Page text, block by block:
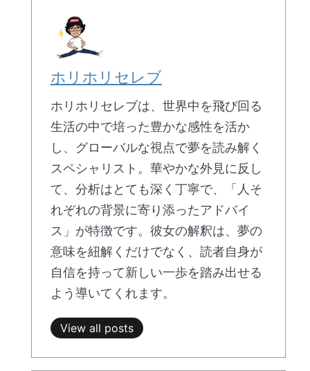
ホリホリセレブ
ホリホリセレブは、世界中を飛び回る
生活の中で培った豊かな感性を活か
し、グローバルな視点で夢を読み解く
スペシャリスト。華やかな外見に反し
て、分析はとても深く丁寧で、「人そ
れぞれの背景に寄り添ったアドバイ
ス」が特徴です。彼女の解釈は、夢の
意味を紐解くだけでなく、読者自身が
自信を持って新しい一歩を踏み出せる
よう導いてくれます。
View all posts